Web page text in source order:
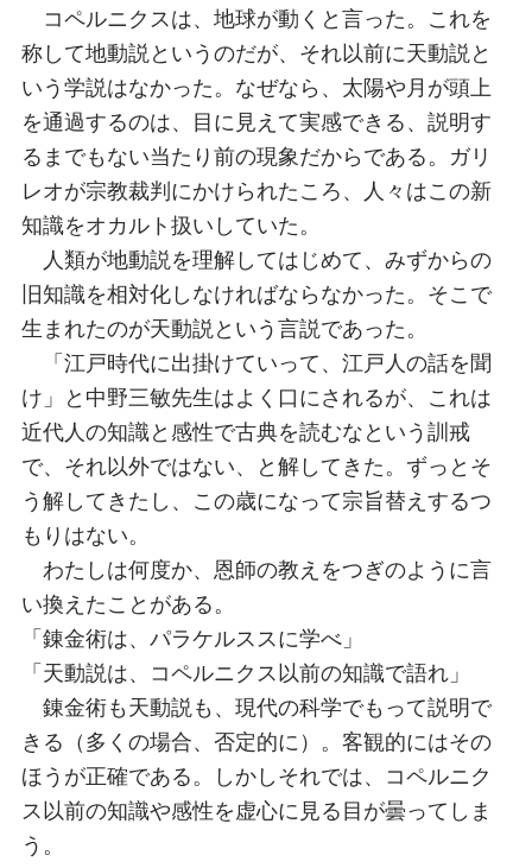
コペルニクスは、地球が動くと言った。これを
称して地動説というのだが、それ以前に天動説と
いう学説はなかった。なぜなら、太陽や月が頭上
を通過するのは、目に見えて実感できる、説明す
るまでもない当たり前の現象だからである。ガリ
レオが宗教裁判にかけられたころ、人々はこの新
知識をオカルト扱いしていた。
人類が地動説を理解してはじめて、みずからの
旧知識を相対化しなければならなかった。そこで
生まれたのが天動説という言説であった。
「江戸時代に出掛けていって、江戸人の話を聞
け」と中野三敏先生はよく口にされるが、これは
近代人の知識と感性で古典を読むなという訓戒
で、それ以外ではない、と解してきた。ずっとそ
う解してきたし、この歳になって宗旨替えするつ
もりはない。
わたしは何度か、恩師の教えをつぎのように言
い換えたことがある。
「錬金術は、パラケルススに学べ」
「天動説は、コペルニクス以前の知識で語れ」
錬金術も天動説も、現代の科学でもって説明で
きる（多くの場合、否定的に）。客観的にはその
ほうが正確である。しかしそれでは、コペルニク
ス以前の知識や感性を虚心に見る目が曇ってしま
う。